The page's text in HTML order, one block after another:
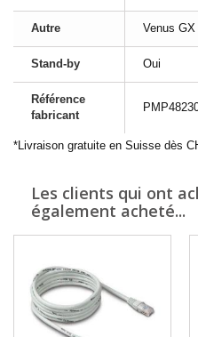
Autre Venus GX
Stand-by Oui
Référence
fabricant
*Livraison gratuite en Suisse dès
Les clients qui ont
également acheté...